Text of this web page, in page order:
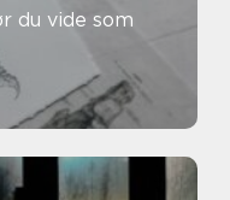
du vide som